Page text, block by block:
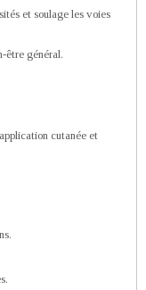
et soulage les voies
être général.
cutanée et